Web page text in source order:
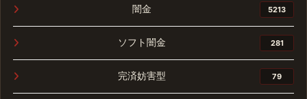
闇金 5213
ソフト闇金 281
完済妨害型 79